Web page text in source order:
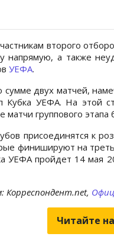
второго
напрямую, а также
УЕФА.
двух матчей,
Кубка УЕФА. На этой
группового этапа
присоединятся к
финишируют на
УЕФА пройдет 14 мая
Корреспондент.net,
Читайте